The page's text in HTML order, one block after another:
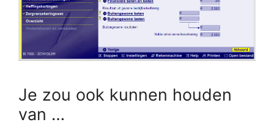
Je zou ook kunnen houden
van …